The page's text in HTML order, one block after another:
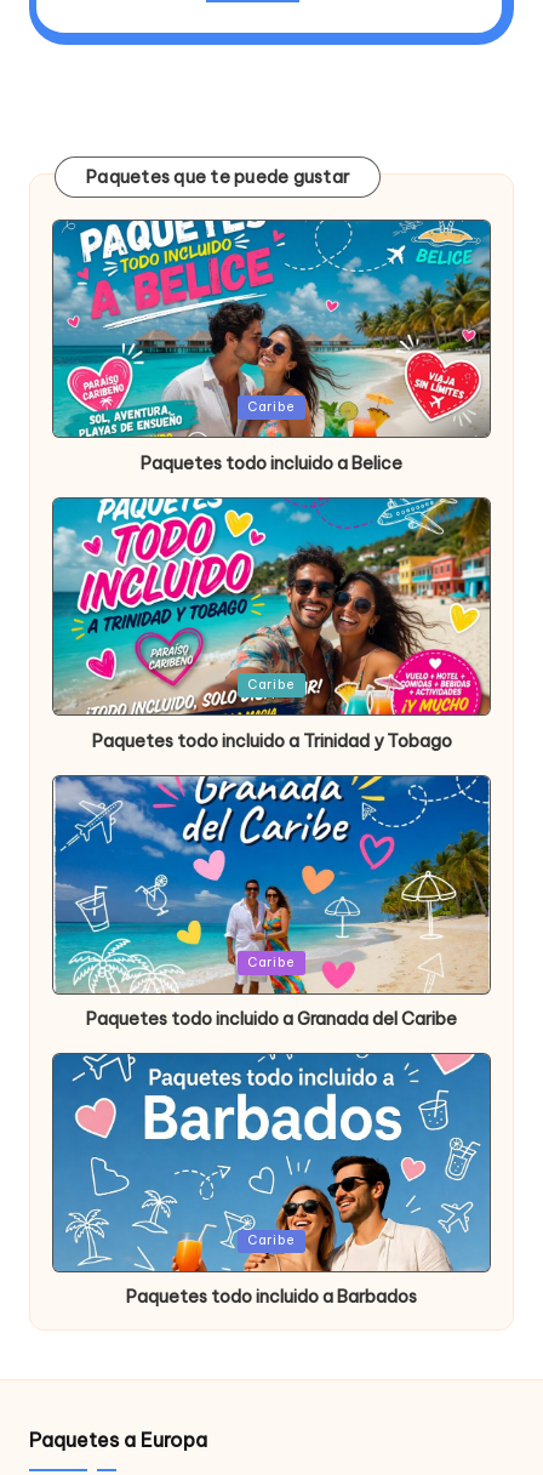
Paquetes que te puede gustar
Publicada
en
Caribe
Paquetes todo incluido a Belice
Publicada
en
Caribe
Paquetes todo incluido a Trinidad y Tobago
Publicada
en
Caribe
Paquetes todo incluido a Granada del Caribe
Publicada
en
Caribe
Paquetes todo incluido a Barbados
Paquetes a Europa